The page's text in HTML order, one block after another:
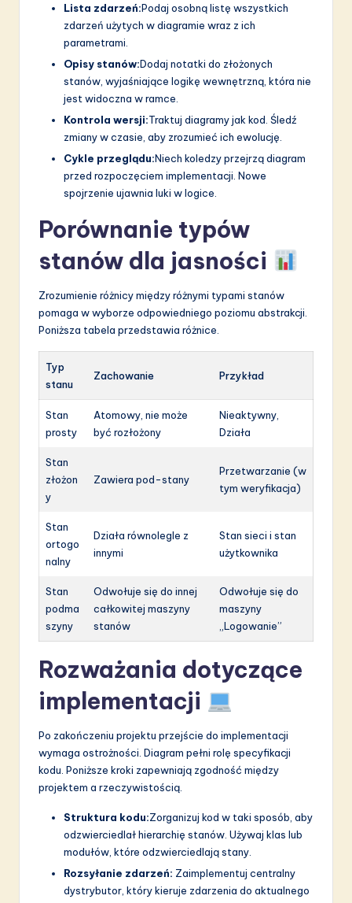
Lista zdarzeń:Podaj osobną listę wszystkich
zdarzeń użytych w diagramie wraz z ich
parametrami.
Opisy stanów:Dodaj notatki do złożonych
stanów, wyjaśniające logikę wewnętrzną, która nie
jest widoczna w ramce.
Kontrola wersji:Traktuj diagramy jak kod. Śledź
zmiany w czasie, aby zrozumieć ich ewolucję.
Cykle przeglądu:Niech koledzy przejrzą diagram
przed rozpoczęciem implementacji. Nowe
spojrzenie ujawnia luki w logice.
Porównanie typów
stanów dla jasności
Zrozumienie różnicy między różnymi typami stanów
pomaga w wyborze odpowiedniego poziomu abstrakcji.
Poniższa tabela przedstawia różnice.
Typ
stanu
Zachowanie Przykład
Stan
prosty
Atomowy, nie może
być rozłożony
Nieaktywny,
Działa
Stan
złożon
y
Zawiera pod-stany
Przetwarzanie (w
tym weryfikacja)
Stan
ortogo
nalny
Działa równolegle z
innymi
Stan sieci i stan
użytkownika
Stan
podma
szyny
Odwołuje się do innej
całkowitej maszyny
stanów
Odwołuje się do
maszyny
„Logowanie”
Rozważania dotyczące
implementacji
Po zakończeniu projektu przejście do implementacji
wymaga ostrożności. Diagram pełni rolę specyfikacji
kodu. Poniższe kroki zapewniają zgodność między
projektem a rzeczywistością.
Struktura kodu:Zorganizuj kod w taki sposób, aby
odzwierciedlał hierarchię stanów. Używaj klas lub
modułów, które odzwierciedlają stany.
Rozsyłanie zdarzeń: Zaimplementuj centralny
dystrybutor, który kieruje zdarzenia do aktualnego